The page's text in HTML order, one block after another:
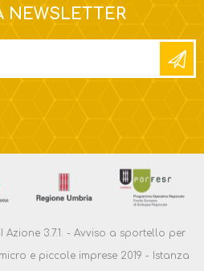
NEWSLETTER
Azione 3.7.1. - Avviso a sportello per
e piccole imprese 2019 - Istanza